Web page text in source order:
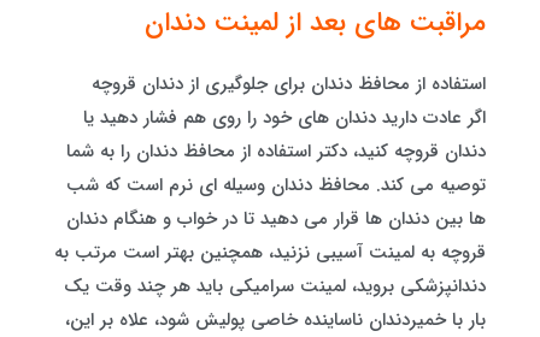
مراقبت های بعد از لمینت دندان
استفاده از محافظ دندان برای جلوگیری از دندان قروچه
اگر عادت دارید دندان های خود را روی هم فشار دهید یا
دندان‌ قروچه کنید، دکتر استفاده از محافظ دندان را به شما
توصیه می کند. محافظ دندان وسیله‌ ای نرم است که شب
ها بین دندان ها قرار می دهید تا در خواب و هنگام دندان‌
قروچه به لمینت آسیبی نزنید، همچنین بهتر است مرتب به
دندانپزشکی بروید، لمینت سرامیکی باید هر چند وقت یک
بار با خمیردندان ناساینده خاصی پولیش شود، علاه بر این،